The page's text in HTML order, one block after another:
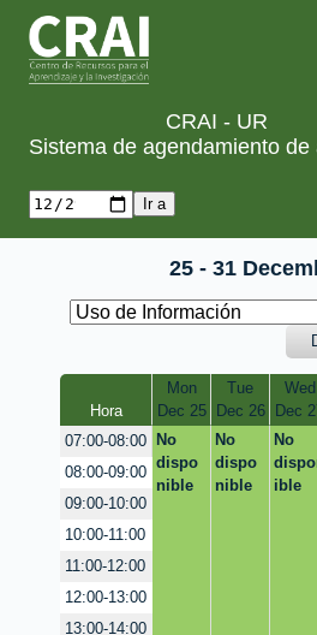
CRAI - UR
Sistema de agendamiento de
25 - 31
Hora
Mon
Dec 25
Tue
Dec 26
Wed
Dec
07:00-08:00
No
dispo
nible
No
dispo
nible
No
ible
08:00-09:00
09:00-10:00
10:00-11:00
11:00-12:00
12:00-13:00
13:00-14:00